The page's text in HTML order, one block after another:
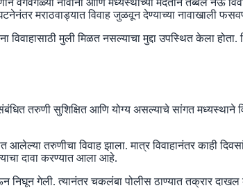
वेगवेगळ्या नावांनी आणि मध्यस्थांच्या मदतीने तब्बल नऊ
मराठवाड्यात विवाह जुळवून देण्याच्या नावाखाली
विवाहासाठी मुली मिळत नसल्याचा मुद्दा उपस्थित केला
तरुणी सुशिक्षित आणि योग्य असल्याचे सांगत मध्यस्थाने
तरुणीचा विवाह झाला. मात्र विवाहानंतर काही
दावा करण्यात आला आहे.
निघून गेली. त्यानंतर चकलंबा पोलीस ठाण्यात तक्रार